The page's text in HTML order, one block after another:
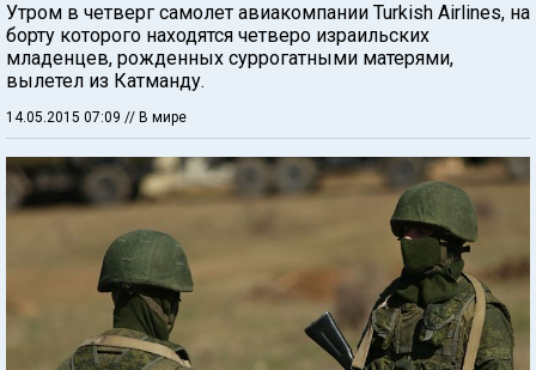
Утром в четверг самолет авиакомпании Turkish Airlines, на
борту которого находятся четверо израильских
младенцев, рожденных суррогатными матерями,
вылетел из Катманду.
14.05.2015 07:09 // В мире